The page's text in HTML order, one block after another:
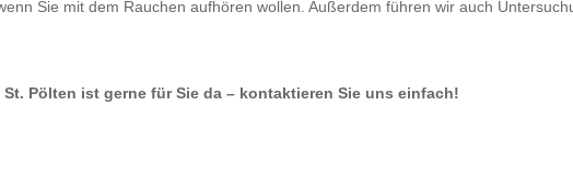
Sie mit dem Rauchen aufhören wollen. Außerdem führen wir auch
Pölten ist gerne für Sie da – kontaktieren Sie uns einfach!